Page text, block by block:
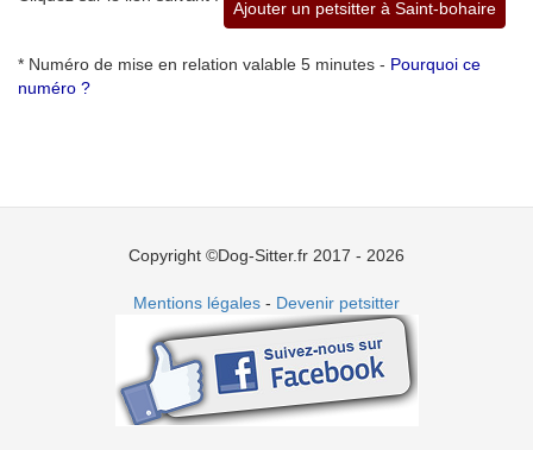
Ajouter un petsitter à Saint-bohaire
* Numéro de mise en relation valable 5 minutes - Pourquoi ce
numéro ?
Copyright ©Dog-Sitter.fr 2017 - 2026
Mentions légales - Devenir petsitter